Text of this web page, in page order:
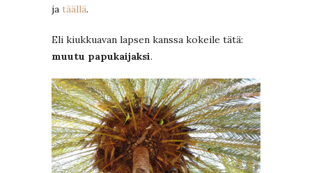
ja täällä.
Eli kiukkuavan lapsen kanssa kokeile tätä:
muutu papukaijaksi.